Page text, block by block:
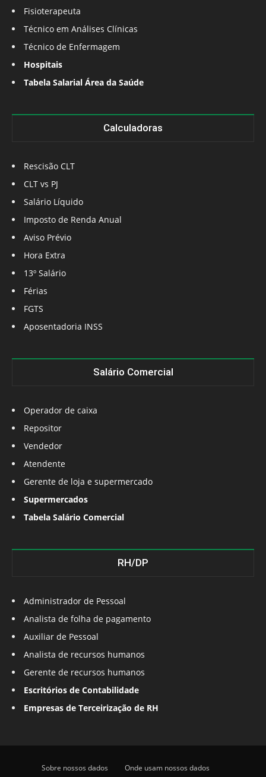
Fisioterapeuta
Técnico em Análises Clínicas
Técnico de Enfermagem
Hospitais
Tabela Salarial Área da Saúde
Calculadoras
Rescisão CLT
CLT vs PJ
Salário Líquido
Imposto de Renda Anual
Aviso Prévio
Hora Extra
13º Salário
Férias
FGTS
Aposentadoria INSS
Salário Comercial
Operador de caixa
Repositor
Vendedor
Atendente
Gerente de loja e supermercado
Supermercados
Tabela Salário Comercial
RH/DP
Administrador de Pessoal
Analista de folha de pagamento
Auxiliar de Pessoal
Analista de recursos humanos
Gerente de recursos humanos
Escritórios de Contabilidade
Empresas de Terceirização de RH
Sobre nossos dados Onde usam nossos dados